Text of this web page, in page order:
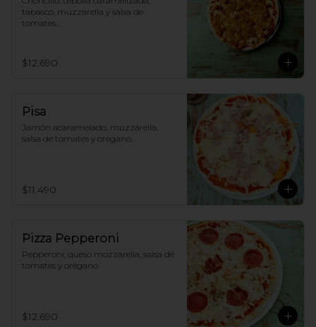
tabasco, muzzarella y salsa de
tomates.
$12.690
Pisa
Jamón acaramelado, muzzarella,
salsa de tomates y orégano.
$11.490
Pizza Pepperoni
Pepperoni, queso mozzarella, salsa de
tomates y orégano
$12.690